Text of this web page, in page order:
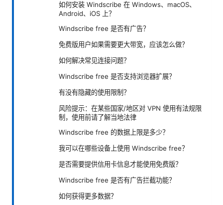
如何安装 Windscribe 在 Windows、macOS、
Android、iOS 上？
Windscribe free 是否有广告？
免费版用户如果需要更大带宽，应该怎么做？
如何解决常见连接问题？
Windscribe free 是否支持浏览器扩展？
有没有隐藏的使用限制？
风险提示：在某些国家/地区对 VPN 使用有法规限
制，使用前请了解当地法律
Windscribe free 的数据上限是多少？
我可以在哪些设备上使用 Windscribe free？
是否需要提供信用卡信息才能使用免费版？
Windscribe free 是否有广告拦截功能？
如何获得更多数据？